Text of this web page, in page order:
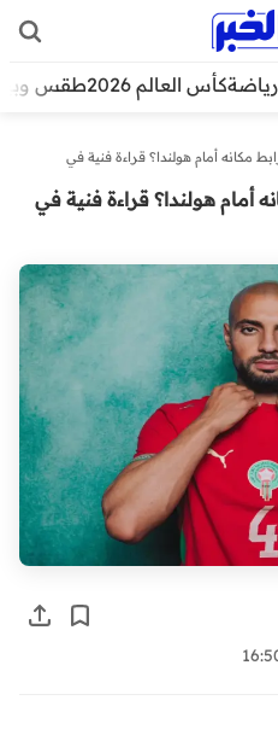
رياضةكأس العالم 2026 طقس
مكانه أمام هولندا؟ قراءة فنية في
أمام هولندا؟ قراءة فنية في